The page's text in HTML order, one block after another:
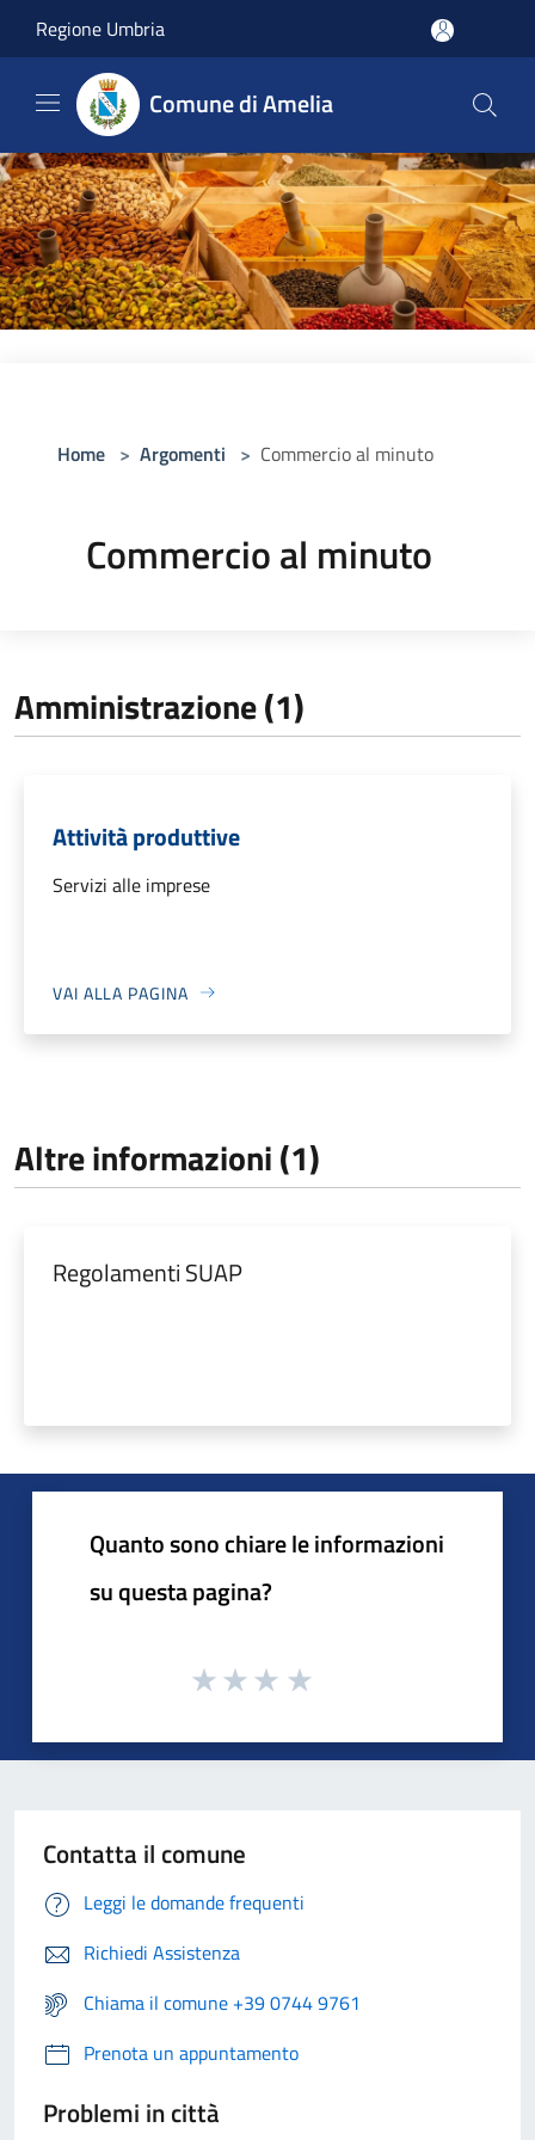
Regione Umbria
Comune di Amelia
Home > Argomenti > Commercio al minuto
Commercio al minuto
Amministrazione (1)
Attività produttive
Servizi alle imprese
VAI ALLA PAGINA
Altre informazioni (1)
Regolamenti SUAP
Quanto sono chiare le informazioni
su questa pagina?
Contatta il comune
Leggi le domande frequenti
Richiedi Assistenza
Chiama il comune +39 0744 9761
Prenota un appuntamento
Problemi in città